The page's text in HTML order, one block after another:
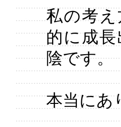
私の考
的に成
陰です。
本当にあ